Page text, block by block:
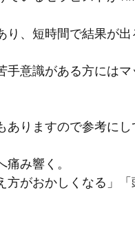
、短時間で結果が出
意識がある方には
りますので参考にし
み響く。
方がおかしくなる」